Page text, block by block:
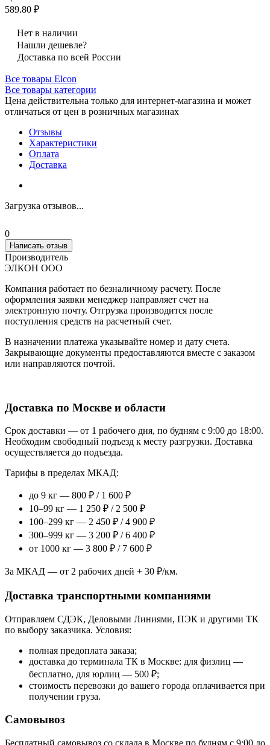
589.80 ₽
Нет в наличии
Нашли дешевле?
Доставка по всей России
Все товары Elcon
Все товары категории
Цена действительна только для интернет-магазина и может
отличаться от цен в розничных магазинах
Отзывы
Характеристики
Оплата
Доставка
Загрузка отзывов...
0
Написать отзыв
Производитель
ЭЛКОН ООО
Компания работает по безналичному расчету. После
оформления заявки менеджер направляет счет на
электронную почту. Отгрузка производится после
поступления средств на расчетный счет.
В назначении платежа указывайте номер и дату счета.
Закрывающие документы предоставляются вместе с заказом
или направляются почтой.
Доставка по Москве и области
Срок доставки — от 1 рабочего дня, по будням с 9:00 до 18:00.
Необходим свободный подъезд к месту разгрузки. Доставка
осуществляется до подъезда.
Тарифы в пределах МКАД:
до 9 кг — 800 ₽ / 1 600 ₽
10–99 кг — 1 250 ₽ / 2 500 ₽
100–299 кг — 2 450 ₽ / 4 900 ₽
300–999 кг — 3 200 ₽ / 6 400 ₽
от 1000 кг — 3 800 ₽ / 7 600 ₽
За МКАД — от 2 рабочих дней + 30 ₽/км.
Доставка транспортными компаниями
Отправляем СДЭК, Деловыми Линиями, ПЭК и другими ТК
по выбору заказчика. Условия:
полная предоплата заказа;
доставка до терминала ТК в Москве: для физлиц —
бесплатно, для юрлиц — 500 ₽;
стоимость перевозки до вашего города оплачивается при
получении груза.
Самовывоз